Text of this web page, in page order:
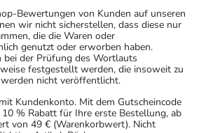
Bewertungen von Kunden auf unseren
wir nicht sicherstellen, dass diese nur
die die Waren oder
genutzt oder erworben haben.
bei der Prüfung des Wortlauts
festgestellt werden, die insoweit zu
nicht veröffentlicht.
Kundenkonto. Mit dem Gutscheincode
% Rabatt für Ihre erste Bestellung, ab
von 49 € (Warenkorbwert). Nicht